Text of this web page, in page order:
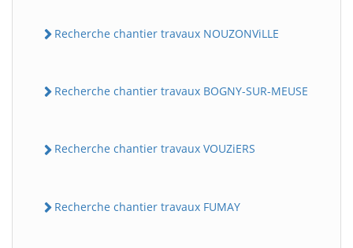
Recherche chantier travaux NOUZONViLLE
Recherche chantier travaux BOGNY-SUR-MEUSE
Recherche chantier travaux VOUZiERS
Recherche chantier travaux FUMAY